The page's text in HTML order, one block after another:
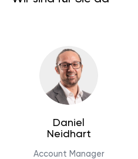
Daniel
Neidhart
Account Manager